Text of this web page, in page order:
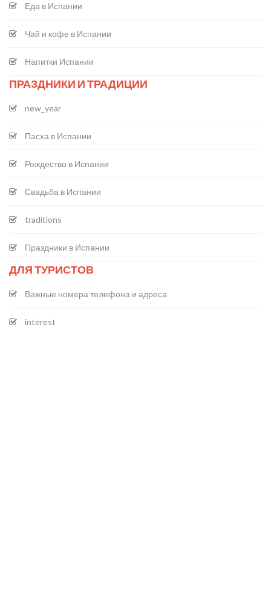
Еда в Испании
Чай и кофе в Испании
Напитки Испании
ПРАЗДНИКИ И ТРАДИЦИИ
new_year
Пасха в Испании
Рождество в Испании
Свадьба в Испании
traditions
Праздники в Испании
ДЛЯ ТУРИСТОВ
Важные номера телефона и адреса
interest